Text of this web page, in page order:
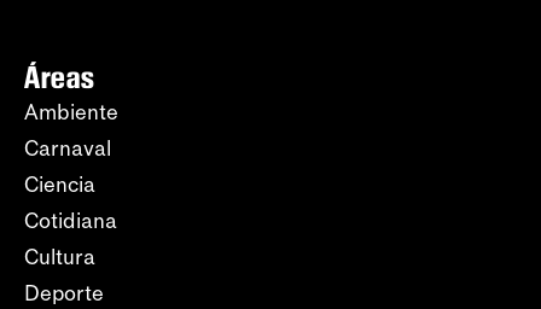
Áreas
Ambiente
Carnaval
Ciencia
Cotidiana
Cultura
Deporte